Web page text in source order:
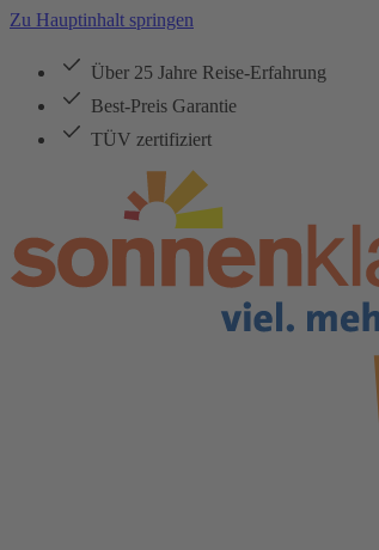
Zu Hauptinhalt springen
Über 25 Jahre Reise-Erfahrung
Best-Preis Garantie
TÜV zertifiziert